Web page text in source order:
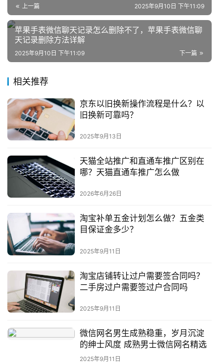
私
域
社
群
问
社
区
上一篇 2025年9月10日 下午11:09
苹果手表微信聊天记录怎么删除不了，苹果手表微信聊
天记录删除方法详解
下一篇
2025年9月10日 下午11:09
相关推荐
京东以旧换新操作流程是什么？以
旧换新可靠吗？
2025年9月13日
天猫全站推广和直通车推广区别在
哪？天猫直通车推广怎么做
2026年6月26日
淘宝补单五金计划怎么做？五金类
目保证金多少？
2025年9月11日
淘宝店铺转让过户需要签合同吗？
二手房过户需要签过户合同吗
2025年9月11日
微信网名男生成熟稳重，岁月沉淀
的绅士风度 成熟男士微信网名精选
2025年9月11日